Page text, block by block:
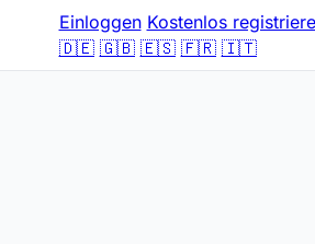
Einloggen Kostenlos
🇩🇪 🇬🇧 🇪🇸 🇫🇷 🇮🇹